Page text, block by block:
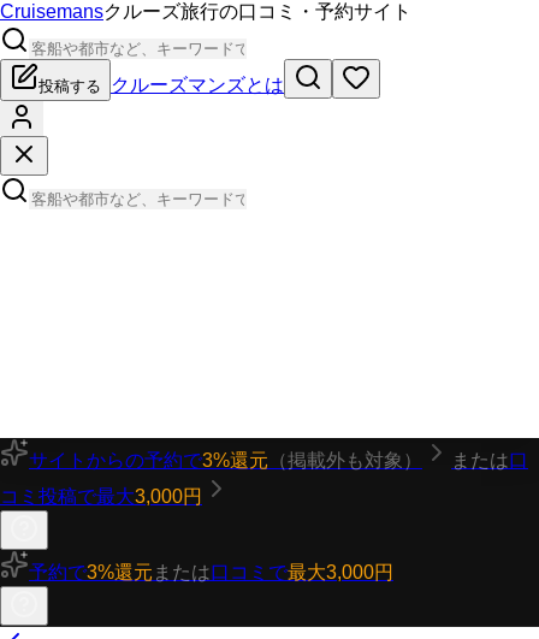
Cruisemansクルーズ旅行の口コミ・予約サイト
投稿する クルーズマンズとは
サイトからの予約で3%還元 （掲載外も対象） または口
コミ投稿で最大3,000円
予約で3%還元 または口コミで最大3,000円